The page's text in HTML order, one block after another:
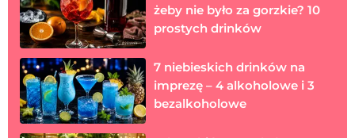
żeby nie było za gorzkie? 10
prostych drinków
7 niebieskich drinków na
imprezę – 4 alkoholowe i 3
bezalkoholowe